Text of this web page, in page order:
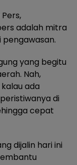
adalah mitra
yang begitu
Nah,
ada
di
cepat
dijalin hari ini